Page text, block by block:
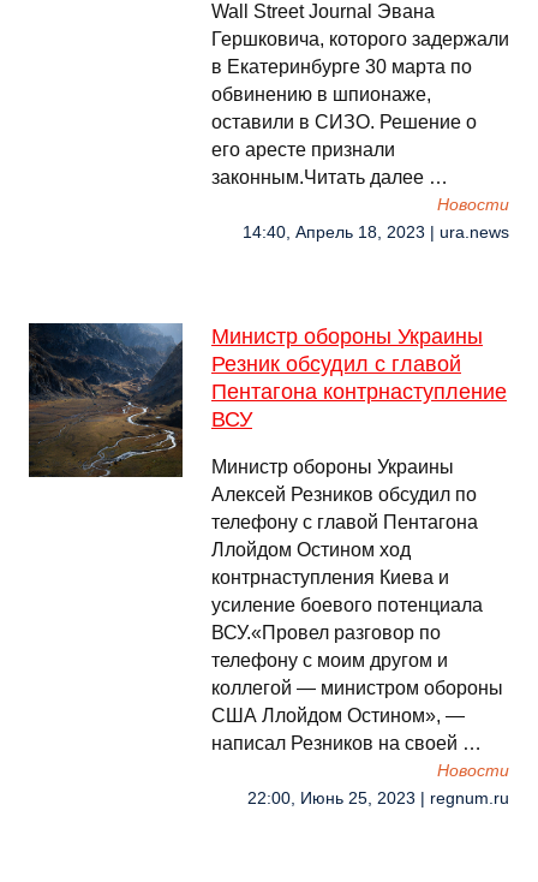
Wall Street Journal Эвана
Гершковича, которого задержали
в Екатеринбурге 30 марта по
обвинению в шпионаже,
оставили в СИЗО. Решение о
его аресте признали
законным.Читать далее …
Новости
14:40, Апрель 18, 2023 | ura.news
Министр обороны Украины
Резник обсудил с главой
Пентагона контрнаступление
ВСУ
Министр обороны Украины
Алексей Резников обсудил по
телефону с главой Пентагона
Ллойдом Остином ход
контрнаступления Киева и
усиление боевого потенциала
ВСУ.«Провел разговор по
телефону с моим другом и
коллегой — министром обороны
США Ллойдом Остином», —
написал Резников на своей …
Новости
22:00, Июнь 25, 2023 | regnum.ru